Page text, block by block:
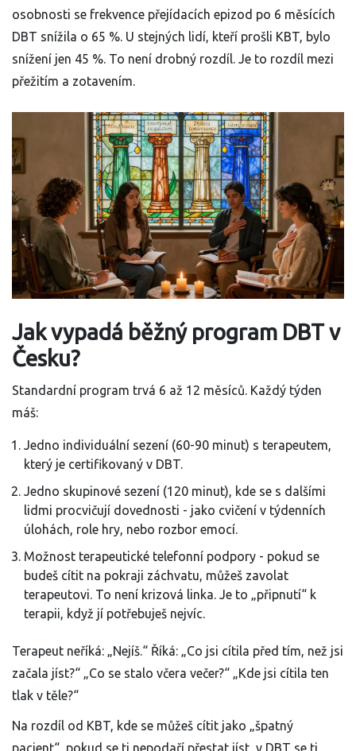
osobnosti se frekvence přejídacích epizod po 6 měsících
DBT snížila o 65 %. U stejných lidí, kteří prošli KBT, bylo
snížení jen 45 %. To není drobný rozdíl. Je to rozdíl mezi
přežitím a zotavením.
Jak vypadá běžný program DBT v
Česku?
Standardní program trvá 6 až 12 měsíců. Každý týden
máš:
Jedno individuální sezení (60-90 minut) s terapeutem,
který je certifikovaný v DBT.
Jedno skupinové sezení (120 minut), kde se s dalšími
lidmi procvičují dovednosti - jako cvičení v týdenních
úlohách, role hry, nebo rozbor emocí.
Možnost terapeutické telefonní podpory - pokud se
budeš cítit na pokraji záchvatu, můžeš zavolat
terapeutovi. To není krizová linka. Je to „připnutí“ k
terapii, když jí potřebuješ nejvíc.
Terapeut neříká: „Nejíš.“ Říká: „Co jsi cítila před tím, než jsi
začala jíst?“ „Co se stalo včera večer?“ „Kde jsi cítila ten
tlak v těle?“
Na rozdíl od KBT, kde se můžeš cítit jako „špatný
pacient“, pokud se ti nepodaří přestat jíst, v DBT se ti